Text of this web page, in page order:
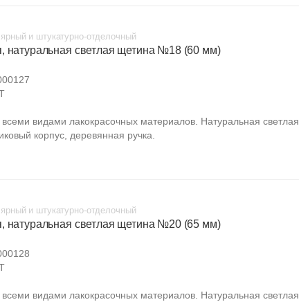
и штукатурно-отделочный
натуральная светлая щетина №18 (60 мм)
видами лакокрасочных материалов. Натуральная светлая
корпус, деревянная ручка.
и штукатурно-отделочный
натуральная светлая щетина №20 (65 мм)
видами лакокрасочных материалов. Натуральная светлая